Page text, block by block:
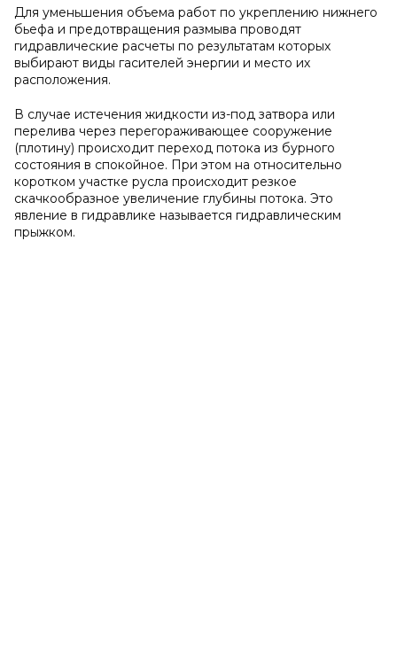
Для уменьшения объема работ по укреплению нижнего
бьефа и предотвращения размыва проводят
гидравлические расчеты по результатам которых
выбирают виды гасителей энергии и место их
расположения.
В случае истечения жидкости из-под затвора или
перелива через перегораживающее сооружение
(плотину) происходит переход потока из бурного
состояния в спокойное. При этом на относительно
коротком участке русла происходит резкое
скачкообразное увеличение глубины потока. Это
явление в гидравлике называется гидравлическим
прыжком.